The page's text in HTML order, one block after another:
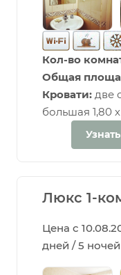
Кол-во
Общая
Кровати: две
большая 1,80
Люкс 1-
Цена с
дней / 5 ночей